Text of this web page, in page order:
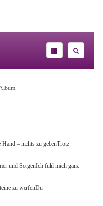
Hand – nichts zu gebenTrotz
und SorgenIch fühl mich ganz
zu werfenDu